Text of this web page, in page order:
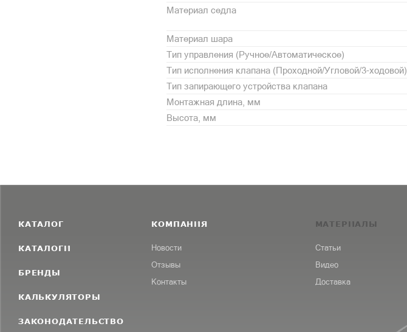
Материал седла
Материал шара
Тип управления (Ручное/Автоматическое)
Тип исполнения клапана (Проходной/Угловой/3-ходовой)
Тип запирающего устройства клапана
Монтажная длина, мм
Высота, мм
КАТАЛОГ
КАТАЛОГИ
БРЕНДЫ
КАЛЬКУЛЯТОРЫ
ЗАКОНОДАТЕЛЬСТВО
КОМПАНИЯ
Новости
Отзывы
Контакты
МАТЕРИАЛЫ
Статьи
Видео
Доставка